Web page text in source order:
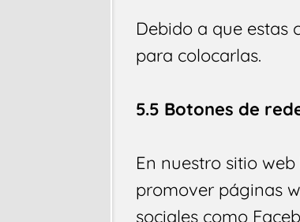
Debido a que estas
para colocarlas.
5.5 Botones de
En nuestro sitio
promover páginas
sociales como